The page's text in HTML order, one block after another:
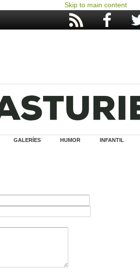
Skip to main content
GALERÍES HUMOR INFANTIL